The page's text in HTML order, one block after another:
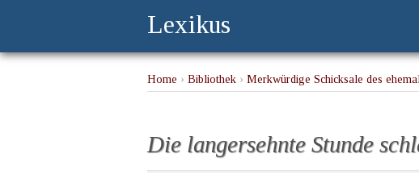
Lexikus
Home › Bibliothek › Merkwürdige Schicksale des
Die langersehnte Stunde